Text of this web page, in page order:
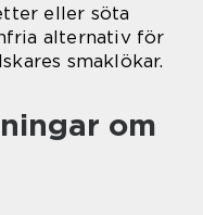
eller söta
alternativ för
smaklökar.
om